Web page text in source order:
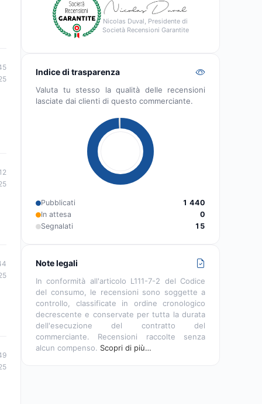
Nicolas Duval, Presidente di
Società Recensioni Garantite
Indice di trasparenza
Valuta tu stesso la qualità delle recensioni
lasciate dai clienti di questo commerciante.
Pubblicati
1 440
In attesa
0
Segnalati
15
Note legali
In conformità all'articolo L111-7-2 del Codice
del consumo, le recensioni sono soggette a
controllo, classificate in ordine cronologico
decrescente e conservate per tutta la durata
dell'esecuzione del contratto del
commerciante. Recensioni raccolte senza
alcun compenso. Scopri di più…